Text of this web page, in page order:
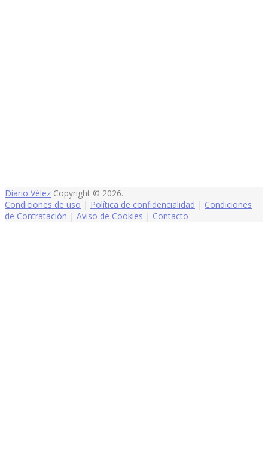
Diario Vélez Copyright © 2026.
Condiciones de uso | Política de confidencialidad | Condiciones
de Contratación | Aviso de Cookies | Contacto